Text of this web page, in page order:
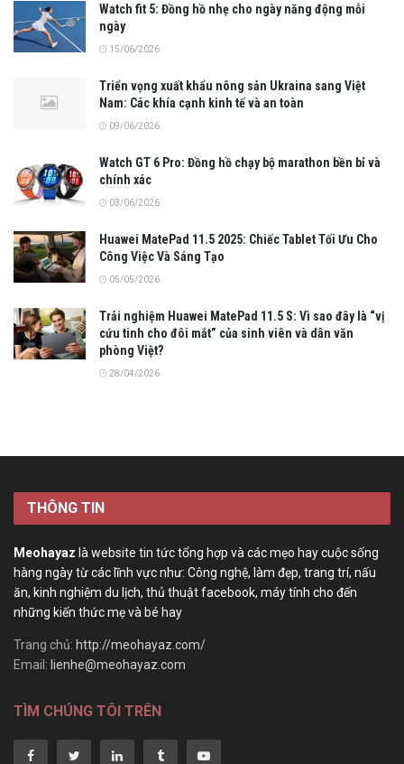
Watch fit 5: Đồng hồ nhẹ cho ngày năng động mỗi
ngày
15/06/2026
Triển vọng xuất khẩu nông sản Ukraina sang Việt
Nam: Các khía cạnh kinh tế và an toàn
09/06/2026
Watch GT 6 Pro: Đồng hồ chạy bộ marathon bền bỉ và
chính xác
03/06/2026
Huawei MatePad 11.5 2025: Chiếc Tablet Tối Ưu Cho
Công Việc Và Sáng Tạo
05/05/2026
Trải nghiệm Huawei MatePad 11.5 S: Vì sao đây là “vị
cứu tinh cho đôi mắt” của sinh viên và dân văn
phòng Việt?
28/04/2026
THÔNG TIN
Meohayaz là website tin tức tổng hợp và các mẹo hay cuộc sống
hàng ngày từ các lĩnh vực như: Công nghệ, làm đẹp, trang trí, nấu
ăn, kinh nghiệm du lịch, thủ thuật facebook, máy tính cho đến
những kiến thức mẹ và bé hay
Trang chủ: http://meohayaz.com/
Email: lienhe@meohayaz.com
TÌM CHÚNG TÔI TRÊN